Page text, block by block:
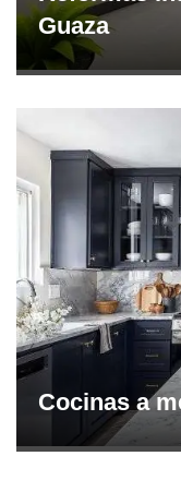
Guaza
Cocinas a